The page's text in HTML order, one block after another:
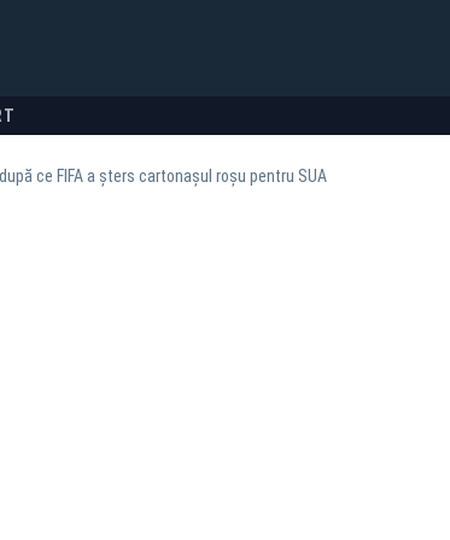
ce FIFA a șters cartonașul roșu pentru SUA